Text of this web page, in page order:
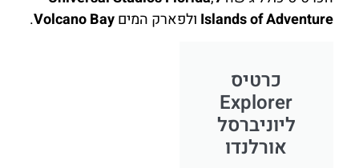
Islands of Adventure ולפארק המים VolcanoBay
.
כרטיס
Explorer
ליוניברסל
אורלנדו